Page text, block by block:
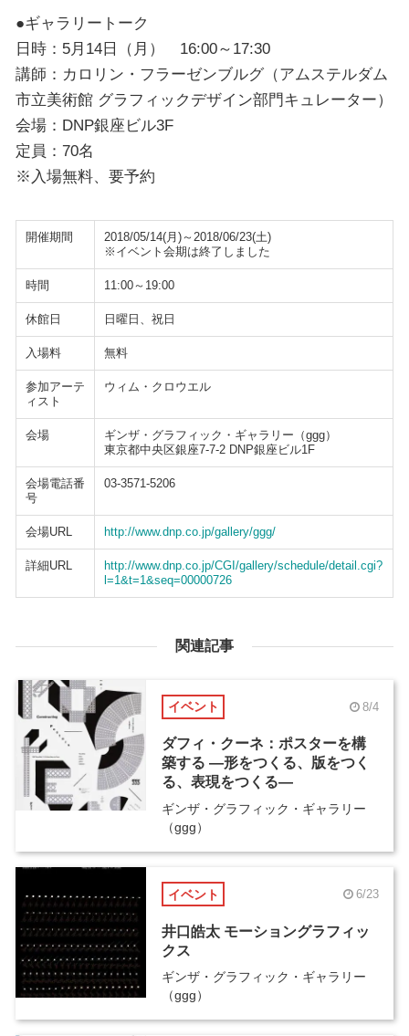
●ギャラリートーク
日時：5月14日（月） 16:00～17:30
講師：カロリン・フラーゼンブルグ（アムステルダム
市立美術館 グラフィックデザイン部門キュレーター）
会場：DNP銀座ビル3F
定員：70名
※入場無料、要予約
開催期間
2018/05/14(月)～2018/06/23(土)
※イベント会期は終了しました
時間 11:00～19:00
休館日 日曜日、祝日
入場料 無料
参加アーテ
ィスト
ウィム・クロウエル
会場
ギンザ・グラフィック・ギャラリー（ggg）
東京都中央区銀座7-7-2 DNP銀座ビル1F
会場電話番
号
03-3571-5206
会場URL http://www.dnp.co.jp/gallery/ggg/
詳細URL
http://www.dnp.co.jp/CGI/gallery/schedule/detail.cgi?
l=1&t=1&seq=00000726
関連記事
イベント 8/4
ダフィ・クーネ：ポスターを構
築する ―形をつくる、版をつく
る、表現をつくる―
ギンザ・グラフィック・ギャラリー
（ggg）
イベント 6/23
井口皓太 モーショングラフィッ
クス
ギンザ・グラフィック・ギャラリー
（ggg）